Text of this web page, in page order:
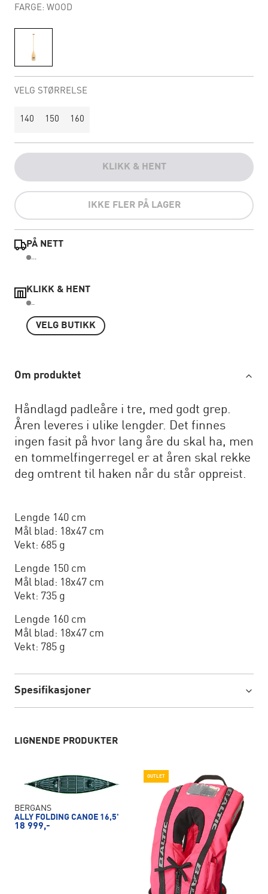
FARGE: WOOD
VELG STØRRELSE
140 150 160
KLIKK & HENT
IKKE FLER PÅ LAGER
PÅ NETT
...
KLIKK & HENT
..
VELG BUTIKK
Om produktet
Håndlagd padleåre i tre, med godt grep.
Åren leveres i ulike lengder. Det finnes
ingen fasit på hvor lang åre du skal ha, men
en tommelfingerregel er at åren skal rekke
deg omtrent til haken når du står oppreist.
Lengde 140 cm
Mål blad: 18x47 cm
Vekt: 685 g
Lengde 150 cm
Mål blad: 18x47 cm
Vekt: 735 g
Lengde 160 cm
Mål blad: 18x47 cm
Vekt: 785 g
Spesifikasjoner
LIGNENDE PRODUKTER
BERGANS
ALLY FOLDING CANOE 16,5'
18 999,-
OUTLET